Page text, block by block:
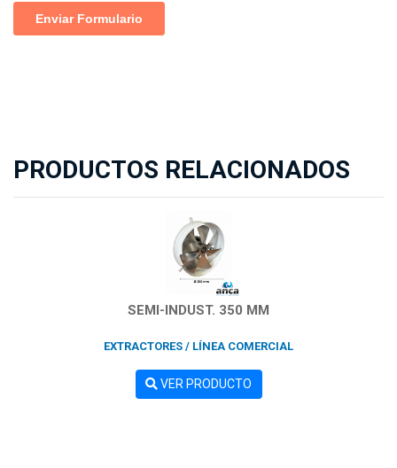
PRODUCTOS RELACIONADOS
SEMI-INDUST. 350 MM
EXTRACTORES / LÍNEA COMERCIAL
VER PRODUCTO